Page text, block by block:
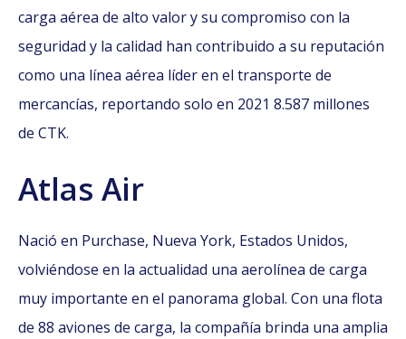
carga aérea de alto valor y su compromiso con la
seguridad y la calidad han contribuido a su reputación
como una línea aérea líder en el transporte de
mercancías, reportando solo en 2021 8.587 millones
de CTK.
Atlas Air
Nació en Purchase, Nueva York, Estados Unidos,
volviéndose en la actualidad una aerolínea de carga
muy importante en el panorama global. Con una flota
de 88 aviones de carga, la compañía brinda una amplia